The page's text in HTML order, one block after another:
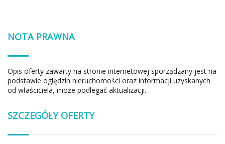
NOTA PRAWNA
Opis oferty zawarty na stronie internetowej sporządzany jest na
podstawie oględzin nieruchomości oraz informacji uzyskanych
od właściciela, może podlegać aktualizacji.
SZCZEGÓŁY OFERTY